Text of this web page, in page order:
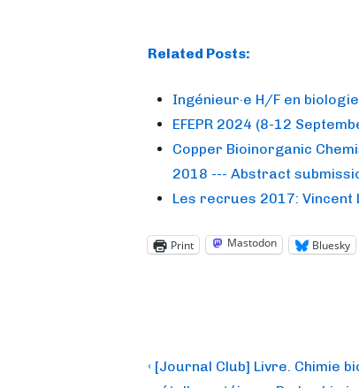
Related Posts:
Ingénieur·e H/F en
EFEPR 2024 (8-12
Copper Bioinorganic
2018 --- Abstract
Les recrues 2017:
Print Mastodon Bluesky
Post
Previous
‹ [Journal Club] Livre. Chimie